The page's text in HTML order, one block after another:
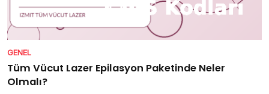
GENEL
Tüm Vücut Lazer Epilasyon Paketinde Neler
Olmalı?